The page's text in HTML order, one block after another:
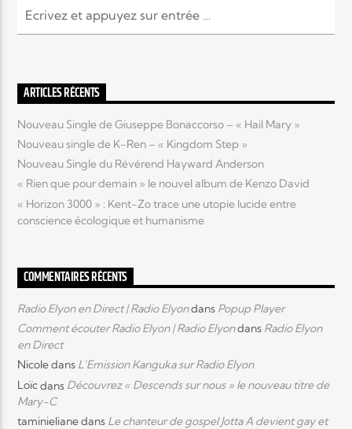
ARTICLES RÉCENTS
Nouveau Single de Giuseppe Bonaccorso – « Hail Mary »
Nouveau single de K-Ren – « Kingdom Step »
Nouveau Single du Révérend Hayward Anderson
« Rien que pour demain » le nouvel album de Kenzo David
« Horizon 3000 » : Kent-Zo trace une utopie lucide entre
conscience écologique et humanisme
COMMENTAIRES RÉCENTS
Radio Elyon en Direct | Radio Elyondans Popup Player
Comment écouter Radio Elyon | Radio Elyondans Radio Elyon
en Direct
Nicoledans L’Emission Kanguka sur Radio Elyon
Loïcdans Découvrez « Descends sur nous » le nouveau titre de
Mary-C
taminielianedans Le chanteur de gospel Jotta A devient gay et